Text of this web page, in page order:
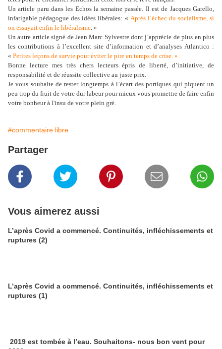
Un article paru dans les Echos la semaine passée. Il est de Jacques Garello,
infatigable pédagogue des idées libérales: « Après l’échec du socialisme, si
on essayait enfin le libéralisme. »
Un autre article signé de Jean Marc Sylvestre dont j’apprécie de plus en plus
les contributions à l’excellent site d’information et d’analyses Atlantico :
« Petites leçons de survie pour éviter le pire en temps de crise. »
Bonne lecture mes très chers lecteurs épris de liberté, d’initiative, de
responsabilité et de réussite collective au juste prix.
Je vous souhaite de rester longtemps à l’écart des portiques qui piquent un
peu trop du fruit de votre dur labeur pour mieux vous promettre de faire enfin
votre bonheur à l'insu de votre plein gré.
#commentaire libre
Partager
Vous aimerez aussi
L’après Covid a commencé. Continuités, infléchissements et
ruptures (2)
L’après Covid a commencé. Continuités, infléchissements et
ruptures (1)
2019 est tombée à l’eau. Souhaitons- nous bon vent pour